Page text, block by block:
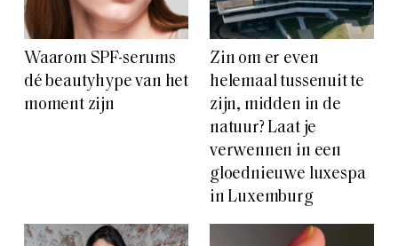
Waarom SPF-serums
dé beautyhype van het
moment zijn
Zin om er even
helemaal tussenuit te
zijn, midden in de
natuur? Laat je
verwennen in een
gloednieuwe luxespa
in Luxemburg